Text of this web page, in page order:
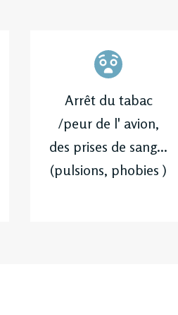
Arrêt du tabac
/peur de l' avion,
des prises de sang...
(pulsions, phobies )